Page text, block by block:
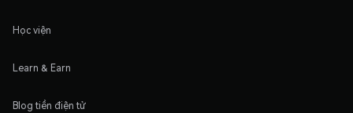
Học viện
Learn & Earn
Blog tiền điện tử